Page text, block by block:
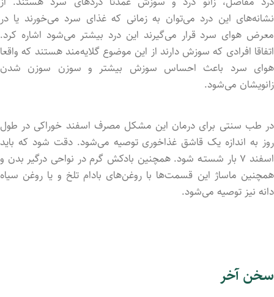
نشانه‌های این درد می‌توان به زمانی که غذای سرد می‌خورند یا در
معرض هوای سرد قرار می‌گیرند این درد بیشتر می‌شود اشاره کرد.
اتفاقا افرادی که سوزش دارند از این موضوع گلایه‌مند هستند که واقعا
هوای سرد باعث احساس سوزش بیشتر و سوزن سوزن شدن
زانویشان می‌شود.
در طب سنتی برای درمان این مشکل مصرف اسفند خوراکی در طول
روز به اندازه یک قاشق غذاخوری توصیه می‌شود. دقت شود که باید
اسفند ۷ بار شستـه شود. همچنین بادکش گرم در نواحی درگیر بدن و
همچنین ماساژ این قسمت‌ها با روغن‌های بادام تلخ و یا روغن سیاه
دانه نیز توصیه می‌شود.
سخن آخر